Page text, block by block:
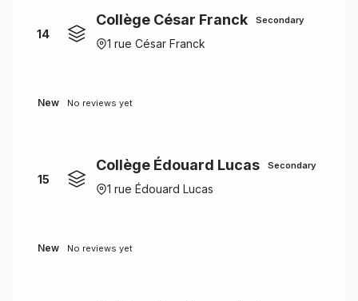
14
Collège César Franck Secondary
1 rue César Franck
New No reviews yet
15
Collège Édouard Lucas Secondary
1 rue Édouard Lucas
New No reviews yet